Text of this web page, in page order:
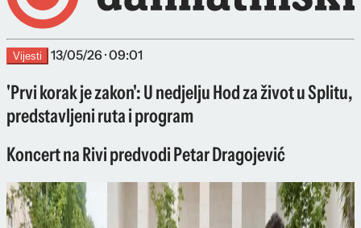
Vijesti 13/05/26 · 09:01
'Prvi korak je zakon': U nedjelju Hod za život u Splitu,
predstavljeni ruta i program
Koncert na Rivi predvodi Petar Dragojević